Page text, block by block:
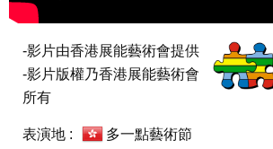
-影片由香港展能藝術會提供
-影片版權乃香港展能藝術會
所有
表演地 : 多一點藝術節